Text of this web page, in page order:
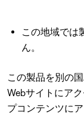
この地域では
ん。
この製品を別の
Webサイトにア
プコンテンツに